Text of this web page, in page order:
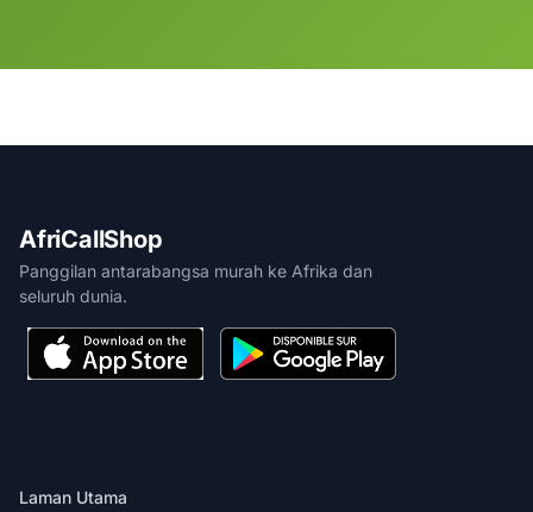
AfriCallShop
Panggilan antarabangsa murah ke Afrika dan
seluruh dunia.
Laman Utama